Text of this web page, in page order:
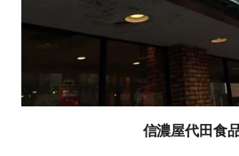
信濃屋代田食